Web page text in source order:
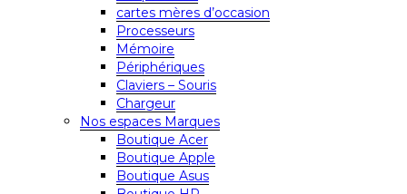
cartes mères d’occasion
Processeurs
Mémoire
Périphériques
Claviers – Souris
Chargeur
Nos espaces Marques
Boutique Acer
Boutique Apple
Boutique Asus